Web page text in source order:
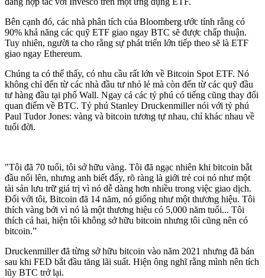
Bên cạnh đó, các nhà phân tích của Bloomberg ước tính rằng có
90% khả năng các quỹ ETF giao ngay BTC sẽ được chấp thuận.
Tuy nhiên, người ta cho rằng sự phát triển lớn tiếp theo sẽ là ETF
giao ngay Ethereum.
Chúng ta có thể thấy, có nhu cầu rất lớn về Bitcoin Spot ETF. Nó
không chỉ đến từ các nhà đầu tư nhỏ lẻ mà còn đến từ các quỹ đầu
tư hàng đầu tại phố Wall. Ngay cả các tỷ phú có tiếng cũng thay đổi
quan điểm về BTC. Tỷ phú Stanley Druckenmiller nói với tỷ phú
Paul Tudor Jones: vàng và bitcoin tương tự nhau, chỉ khác nhau về
tuổi đời.
"Tôi đã 70 tuổi, tôi sở hữu vàng. Tôi đã ngạc nhiên khi bitcoin bắt
đầu nổi lên, nhưng anh biết đấy, rõ ràng là giới trẻ coi nó như một
tài sản lưu trữ giá trị vì nó dễ dàng hơn nhiều trong việc giao dịch.
Đối với tôi, Bitcoin đã 14 năm, nó giống như một thương hiệu. Tôi
thích vàng bởi vì nó là một thương hiệu có 5,000 năm tuổi... Tôi
thích cả hai, hiện tôi không sở hữu bitcoin nhưng tôi cũng nên có
bitcoin.”
Druckenmiller đã từng sở hữu bitcoin vào năm 2021 nhưng đã bán
sau khi FED bắt đầu tăng lãi suất. Hiện ông nghĩ rằng mình nên tích
lũy BTC trở lại.